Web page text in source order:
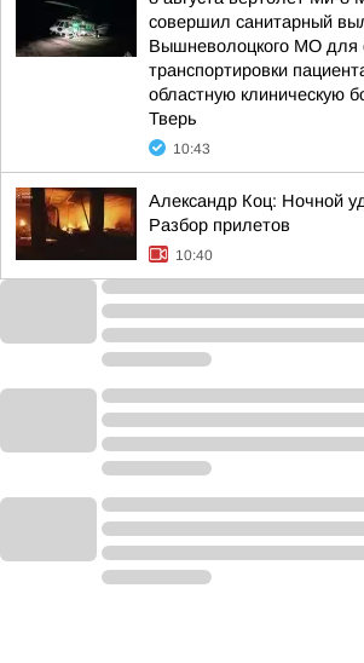
совершил санитарный
Вышневолоцкого МО для
транспортировки
областную клиническую
Тверь
10:43
Александр Коц: Ночной
Разбор прилетов
10:40